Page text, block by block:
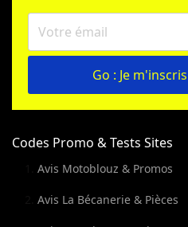
Go : Je m'inscris
Codes Promo & Tests Sites
Avis Motoblouz & Promos
Avis La Bécanerie & Pièces